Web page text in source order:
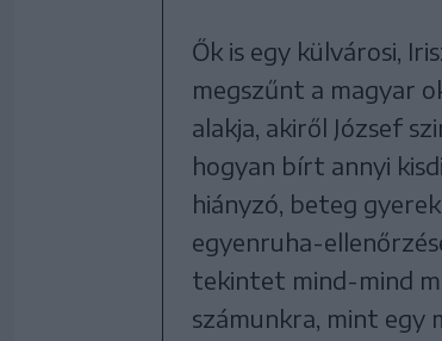
Ők is egy külvárosi,
megszűnt a magyar
alakja, akiről József
hogyan bírt annyi
hiányzó, beteg
egyenruha-
tekintet mind-mind
számunkra, mint egy